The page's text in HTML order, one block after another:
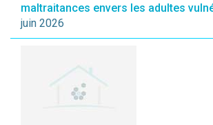
maltraitances envers les adultes
juin 2026